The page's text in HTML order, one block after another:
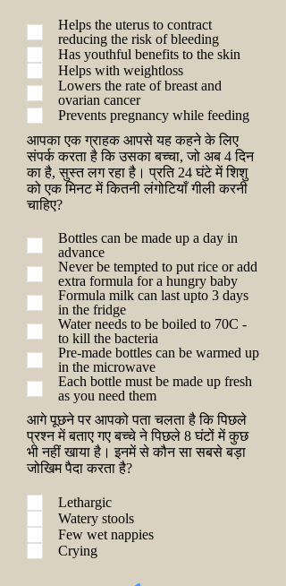
Helps the uterus to contract
reducing the risk of bleeding
Has youthful benefits to the skin
Helps with weightloss
Lowers the rate of breast and
ovarian cancer
Prevents pregnancy while feeding
आपका एक ग्राहक आपसे यह कहने के लिए
संपर्क करता है कि उसका बच्चा, जो अब 4 दिन
का है, सुस्त लग रहा है। प्रति 24 घंटे में शिशु
को एक मिनट में कितनी लंगोटियाँ गीली करनी
चाहिए?
Bottles can be made up a day in
advance
Never be tempted to put rice or add
extra formula for a hungry baby
Formula milk can last upto 3 days
in the fridge
Water needs to be boiled to 70C -
to kill the bacteria
Pre-made bottles can be warmed up
in the microwave
Each bottle must be made up fresh
as you need them
आगे पूछने पर आपको पता चलता है कि पिछले
प्रश्न में बताए गए बच्चे ने पिछले 8 घंटों में कुछ
भी नहीं खाया है। इनमें से कौन सा सबसे बड़ा
जोखिम पैदा करता है?
Lethargic
Watery stools
Few wet nappies
Crying